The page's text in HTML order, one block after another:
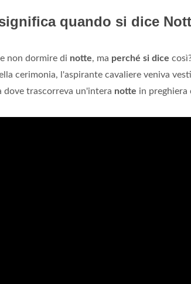
quando si dice
non dormire di notte, ma perché si dice
cerimonia, l'aspirante cavaliere veniva
dove trascorreva un'intera notte in preghiera